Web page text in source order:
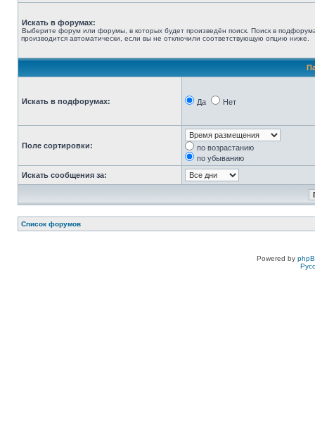
Искать в форумах:
Выберите форум или форумы, в которых будет произведён поиск. Поиск в
производится автоматически, если вы не отключили соответствующую опцию ниже.
Искать в подфорумах: Да Нет
Поле сортировки:
по возрастанию
по убыванию
Искать сообщения за:
Список форумов
Powered by